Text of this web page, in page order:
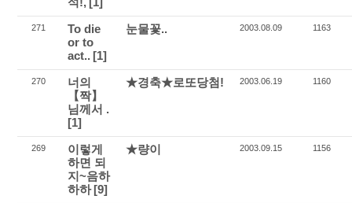
271
To die
or to
act.. [1]
눈물꽃.. 2003.08.09 1163
270
너의
【짝】
님께서 .
[1]
★경축★로또당첨! 2003.06.19 1160
269
이렇게
하면 되
지~음하
하하[9]
★량이 2003.09.15 1156